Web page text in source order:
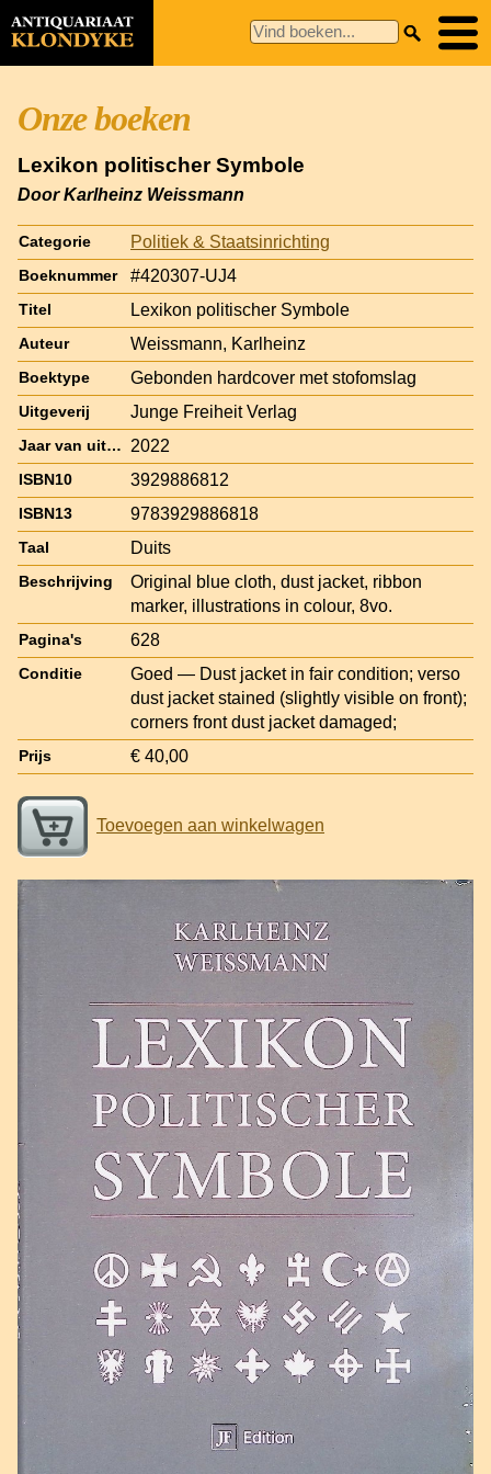
Onze boeken
Lexikon politischer Symbole
Door Karlheinz Weissmann
Categorie Politiek & Staatsinrichting
Boeknummer #420307-UJ4
Titel Lexikon politischer Symbole
Auteur Weissmann, Karlheinz
Boektype Gebonden hardcover met stofomslag
Uitgeverij Junge Freiheit Verlag
Jaar van uitgave 2022
ISBN10 3929886812
ISBN13 9783929886818
Taal Duits
Beschrijving
Original blue cloth, dust jacket, ribbon
marker, illustrations in colour, 8vo.
Pagina's 628
Conditie
Goed — Dust jacket in fair condition; verso
dust jacket stained (slightly visible on front);
corners front dust jacket damaged;
Prijs € 40,00
Toevoegen aan winkelwagen